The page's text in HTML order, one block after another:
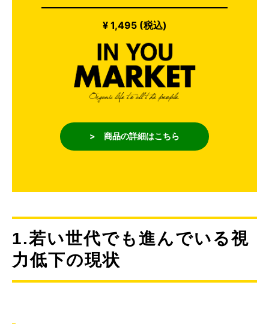
¥ 1,495 (税込)
> 商品の詳細はこちら
1.若い世代でも進んでいる視
力低下の現状